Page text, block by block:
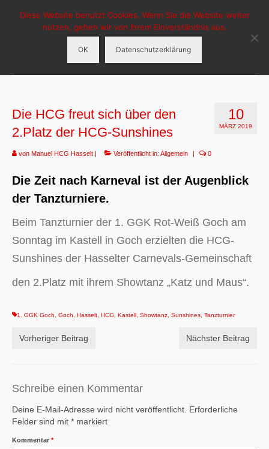
HCG-Hasselt
Aktuelles 10
MÄRZ 2019
Die HCG freut sich über den
2.Platz der HCG-Sunshines
von Manuel HCG Hasselt | Veröffentlicht in: Allgemein | 0
Die Zeit nach Karneval ist der Augenblick
der Tanzturniere.
Beim Tanzturnier der 1. GGK Rot-Weiß Goch am
Sonntag im Kastell in Goch erzielten die HCG-
Sunshines der Hasselter Carnevals-Gemeinschaft
den 2.Platz mit ihrem Showtanz „Katz und Maus“.
1. GGK Goch Goch Hasselt HCG Kastell Showtanz Sunshines Tanzturnier
Vorheriger Beitrag Nächster Beitrag
Schreibe einen Kommentar
Deine E-Mail-Adresse wird nicht veröffentlicht. Erforderliche
Felder sind mit * markiert
Kommentar *
Diese Website benutzt Cookies. Wenn Sie die Website weiter
nutzen, gehen wir von Ihrem Einverständnis aus.
OK Datenschutzerklärung